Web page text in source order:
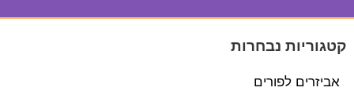
קטגוריות נבחרות
אביזרים לפורים